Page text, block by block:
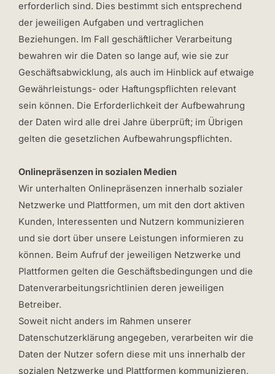
erforderlich sind. Dies bestimmt sich entsprechend
der jeweiligen Aufgaben und vertraglichen
Beziehungen. Im Fall geschäftlicher Verarbeitung
bewahren wir die Daten so lange auf, wie sie zur
Geschäftsabwicklung, als auch im Hinblick auf etwaige
Gewährleistungs- oder Haftungspflichten relevant
sein können. Die Erforderlichkeit der Aufbewahrung
der Daten wird alle drei Jahre überprüft; im Übrigen
gelten die gesetzlichen Aufbewahrungspflichten.
Onlinepräsenzen in sozialen Medien
Wir unterhalten Onlinepräsenzen innerhalb sozialer
Netzwerke und Plattformen, um mit den dort aktiven
Kunden, Interessenten und Nutzern kommunizieren
und sie dort über unsere Leistungen informieren zu
können. Beim Aufruf der jeweiligen Netzwerke und
Plattformen gelten die Geschäftsbedingungen und die
Datenverarbeitungsrichtlinien deren jeweiligen
Betreiber.
Soweit nicht anders im Rahmen unserer
Datenschutzerklärung angegeben, verarbeiten wir die
Daten der Nutzer sofern diese mit uns innerhalb der
sozialen Netzwerke und Plattformen kommunizieren,